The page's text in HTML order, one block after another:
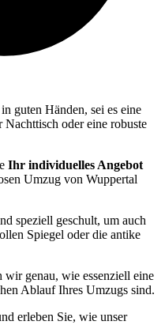
guten Händen, sei es eine
oder eine robuste
Ihr individuelles Angebot
Umzug von Wuppertal
speziell geschult, um auch
Spiegel oder die antike
genau, wie essenziell eine
Ablauf Ihres Umzugs sind.
erleben Sie, wie unser